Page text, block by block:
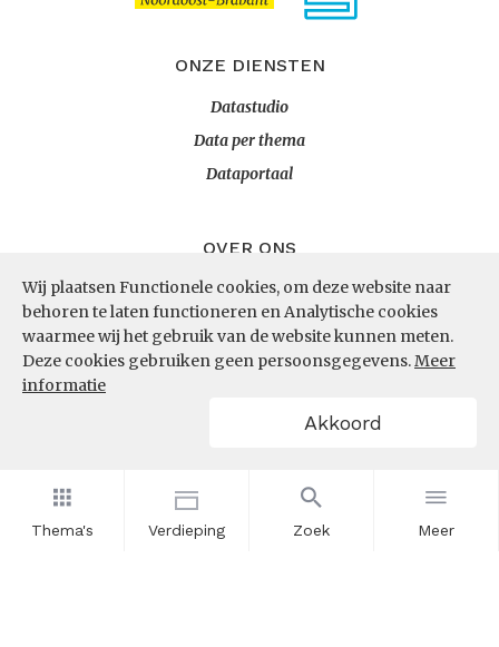
Thema's Verdieping Zoek Meer
Wij plaatsen Functionele cookies, om deze website naar
behoren te laten functioneren en Analytische cookies
waarmee wij het gebruik van de website kunnen meten.
Deze cookies gebruiken geen persoonsgegevens.Meer
informatie
Akkoord
ONZE DIENSTEN
Datastudio
Data per thema
Dataportaal
OVER ONS
InZicht
Contact